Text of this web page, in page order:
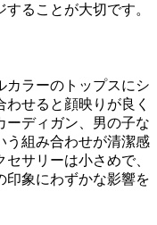
ることが大切です。
カラーのトップスにシ
せると顔映りが良く
ーディガン、男の子な
う組み合わせが清潔感
サリーは小さめで、
印象にわずかな影響を